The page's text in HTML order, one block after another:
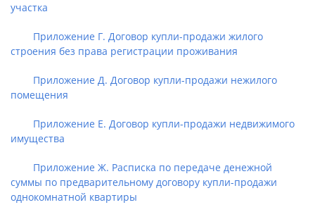
участка
Приложение Г. Договор купли-продажи жилого
строения без права регистрации проживания
Приложение Д. Договор купли-продажи нежилого
помещения
Приложение Е. Договор купли-продажи недвижимого
имущества
Приложение Ж. Расписка по передаче денежной
суммы по предварительному договору купли-продажи
однокомнатной квартиры